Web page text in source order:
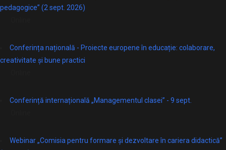
pedagogice” (2 sept. 2026)
Conferința națională - Proiecte europene în educație: colaborare,
creativitate și bune practici
Conferință internațională „Managementul clasei” - 9 sept.
Webinar „Comisia pentru formare și dezvoltare în cariera didactică”